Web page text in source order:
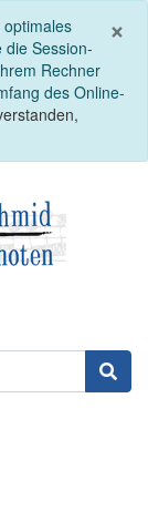
×
die Session-
Rechner
des Online-